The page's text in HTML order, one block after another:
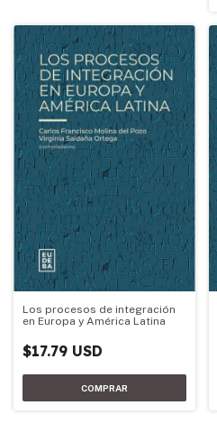
Los procesos de integración
en Europa y América Latina
$17.79 USD